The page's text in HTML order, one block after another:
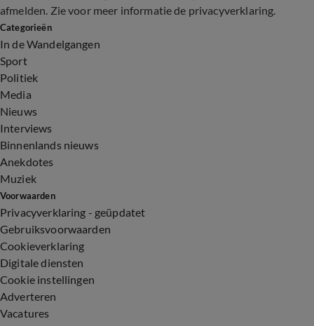
afmelden. Zie voor meer informatie de privacyverklaring.
Categorieën
In de Wandelgangen
Sport
Politiek
Media
Nieuws
Interviews
Binnenlands nieuws
Anekdotes
Muziek
Voorwaarden
Privacyverklaring - geüpdatet
Gebruiksvoorwaarden
Cookieverklaring
Digitale diensten
Cookie instellingen
Adverteren
Vacatures